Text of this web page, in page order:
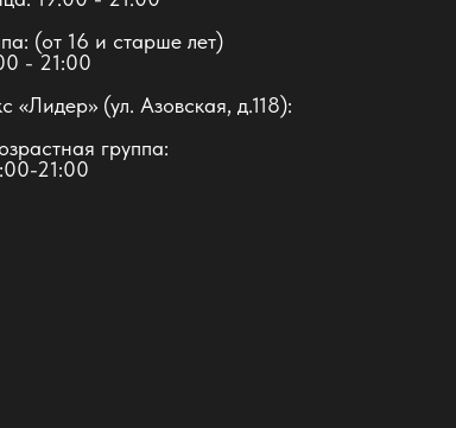
(от 16 и старше лет)
- 21:00
«Лидер» (ул. Азовская, д.118):
группа:
21:00